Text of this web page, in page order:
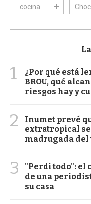
cocina
1
¿Por qué está
BROU, qué
riesgos hay y
2
Inumet prevé
extratropical se
madrugada del
3
"Perdí todo": el
de una
su casa